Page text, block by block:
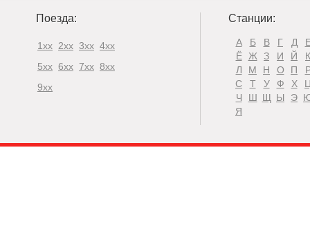
Поезда:
1xx 2xx 3xx 4xx
5xx 6xx 7xx 8xx
9xx
Станции:
А Б В Г Д
Ё
Ж З И Й
К
Л
М Н О П
С
Т У Ф Х
Ч
Ш Щ Ы Э
Я